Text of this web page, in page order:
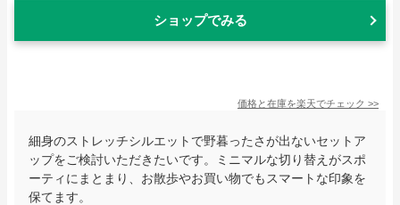
ショップでみる
価格と在庫を楽天でチェック >>
細身のストレッチシルエットで野暮ったさが出ないセットア
ップをご検討いただきたいです。ミニマルな切り替えがスポ
ーティにまとまり、お散歩やお買い物でもスマートな印象を
保てます。